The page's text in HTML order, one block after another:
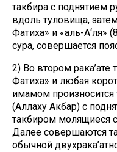
такбира с поднятием
вдоль туловища,
Фатиха» и «аль-А‘ля»
сура, совершается
2) Во втором рака’ате
Фатиха» и любая
имамом произносится
(Аллаху Акбар) с
такбиром молящиеся
Далее совершаются
обычной